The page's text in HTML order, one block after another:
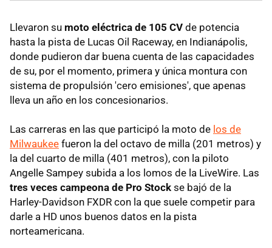
Llevaron su moto eléctrica de 105 CV de potencia
hasta la pista de Lucas Oil Raceway, en Indianápolis,
donde pudieron dar buena cuenta de las capacidades
de su, por el momento, primera y única montura con
sistema de propulsión 'cero emisiones', que apenas
lleva un año en los concesionarios.
Las carreras en las que participó la moto de los de
Milwaukee fueron la del octavo de milla (201 metros) y
la del cuarto de milla (401 metros), con la piloto
Angelle Sampey subida a los lomos de la LiveWire. Las
tres veces campeona de Pro Stock se bajó de la
Harley-Davidson FXDR con la que suele competir para
darle a HD unos buenos datos en la pista
norteamericana.